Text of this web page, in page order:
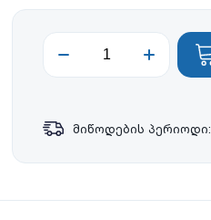
მიწოდების პერიოდი: